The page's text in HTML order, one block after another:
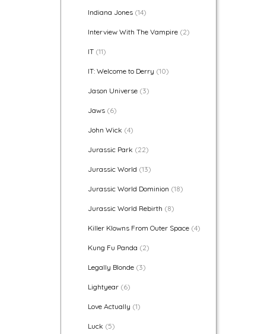
Indiana Jones (14)
Interview With The Vampire (2)
IT (11)
IT: Welcome to Derry (10)
Jason Universe (3)
Jaws (6)
John Wick (4)
Jurassic Park (22)
Jurassic World (13)
Jurassic World Dominion (18)
Jurassic World Rebirth (8)
Killer Klowns From Outer Space (4)
Kung Fu Panda (2)
Legally Blonde (3)
Lightyear (6)
Love Actually (1)
Luck (5)